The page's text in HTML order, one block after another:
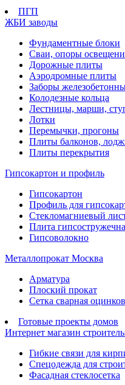
ПГП
ЖБИ заводы
Фундаментные блоки
Сваи, опоры
Дорожные плиты
Аэродромные плиты
Заборы
Колодезные кольца
Лестницы, марши,
Лотки
Перемычки, прогоны
Плиты балконов,
Плиты перекрытия
Гипсокартон и профиль
Гипсокартон
Профиль для
Стекломагниевый
Плита
Гипсоволокно
Металлопрокат Москва
Арматура
Плоский прокат
Сетка сварная
Готовые проекты домов
Интернет магазин
Гибкие связи для
Спецодежда для
Фасадная стеклосетка